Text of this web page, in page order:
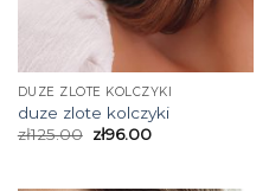
DUZE ZLOTE KOLCZYKI
duze zlote kolczyki
zł125.00 zł96.00